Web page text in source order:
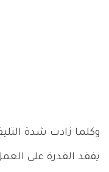
وكلما زادت شدة
يفقد القدرة على